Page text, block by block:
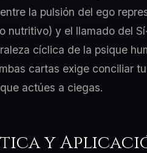
la pulsión del ego
nutritivo) y el llamado del
cíclica de la psique
cartas exige conciliar
actúes a ciegas.
y